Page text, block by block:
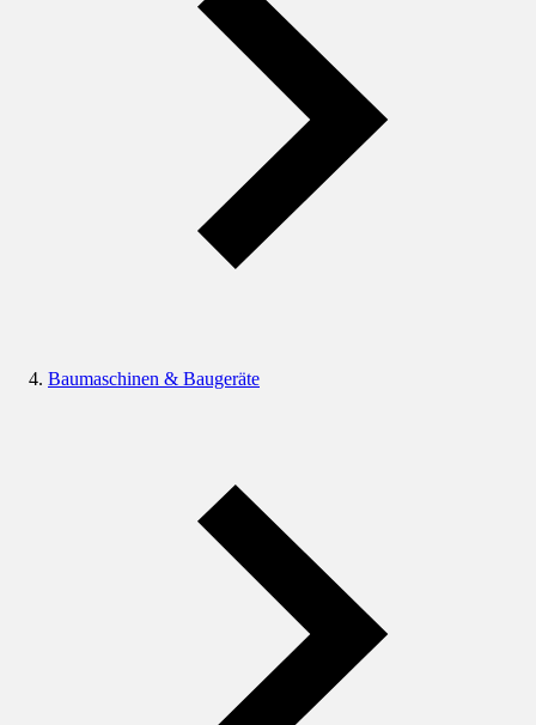
Baumaschinen & Baugeräte